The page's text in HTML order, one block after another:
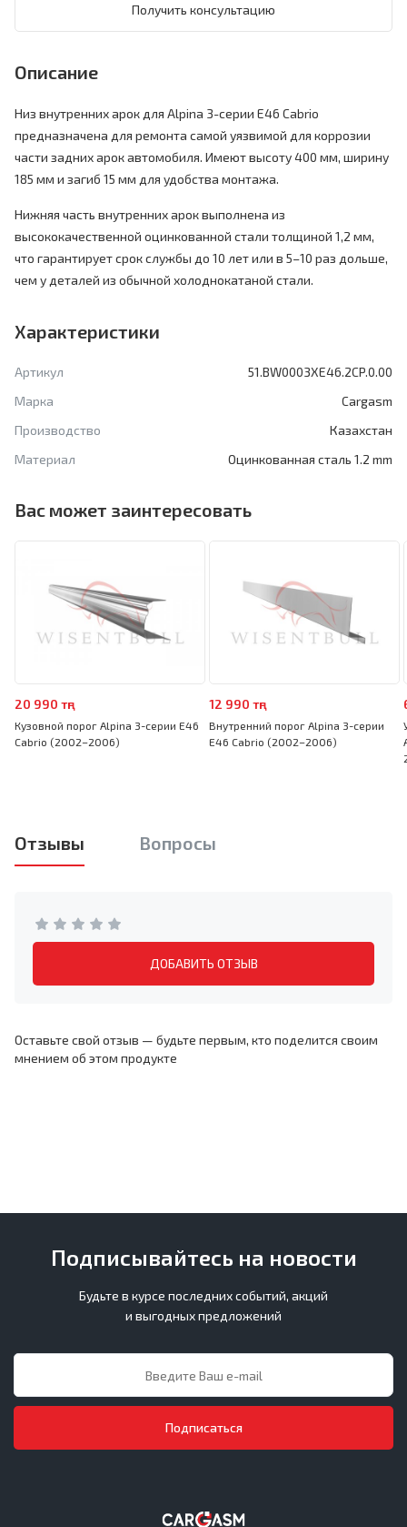
Получить консультацию
Описание
Низ внутренних арок для Alpina 3-серии E46 Cabrio
предназначена для ремонта самой уязвимой для коррозии
части задних арок автомобиля. Имеют высоту 400 мм, ширину
185 мм и загиб 15 мм для удобства монтажа.
Нижняя часть внутренних арок выполнена из
высококачественной оцинкованной стали толщиной 1,2 мм,
что гарантирует срок службы до 10 лет или в 5–10 раз дольше,
чем у деталей из обычной холоднокатаной стали.
Характеристики
Артикул
51.BW0003XE46.2CP.0.00
Марка
Cargasm
Производство
Казахстан
Материал
Оцинкованная сталь 1.2 mm
Вас может заинтересовать
20 990 тңг
Кузовной порог Alpina 3-серии E46
Cabrio (2002–2006)
12 990 тңг
Внутренний порог Alpina 3-серии
E46 Cabrio (2002–2006)
Отзывы Вопросы
ДОБАВИТЬ ОТЗЫВ
Оставьте свой отзыв — будьте первым, кто поделится своим
мнением об этом продукте
Подписывайтесь на новости
Будьте в курсе последних событий, акций
и выгодных предложений
Подписаться